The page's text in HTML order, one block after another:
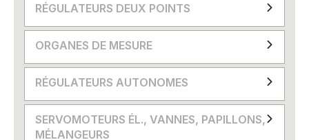
RÉGULATEURS DEUX POINTS
ORGANES DE MESURE
RÉGULATEURS AUTONOMES
SERVOMOTEURS ÉL., VANNES, PAPILLONS,
MÉLANGEURS